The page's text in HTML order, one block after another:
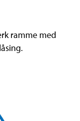
ramme med